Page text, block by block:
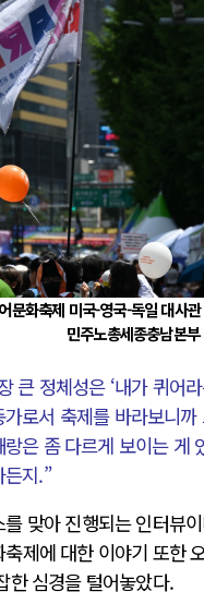
문화축제 미국-영국-독일 대사
민주노총세종충남본부
큰 정체성은 ‘내가 퀴어
가로서 축제를 바라보니
랑은 좀 다르게 보이는 게
지.”
맞아 진행되는 인터뷰
제에 대한 이야기 또한
한 심경을 털어놓았다.